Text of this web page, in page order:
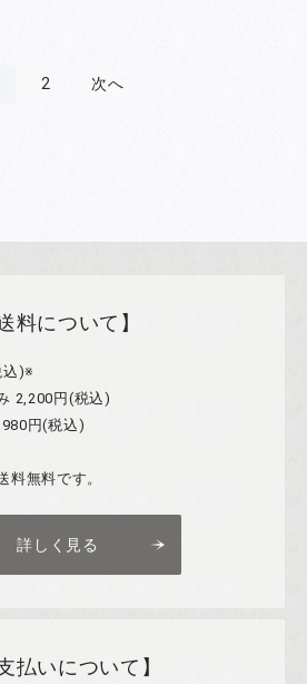
2 次へ
送料について】
込)※
2,200円(税込)
円(税込)
料無料です。
詳しく見る
払いについて】